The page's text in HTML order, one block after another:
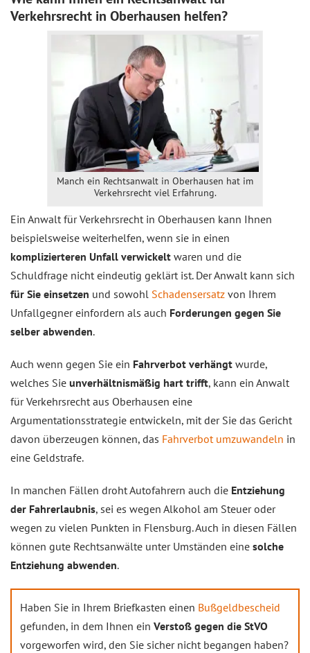
Verkehrsrecht in Oberhausen helfen?
Manch ein Rechtsanwalt in Oberhausen hat im
Verkehrsrecht viel Erfahrung.
Ein Anwalt für Verkehrsrecht in Oberhausen kann Ihnen
beispielsweise weiterhelfen, wenn sie in einen
komplizierteren Unfall verwickelt waren und die
Schuldfrage nicht eindeutig geklärt ist. Der Anwalt kann sich
für Sie einsetzen und sowohl Schadensersatz von Ihrem
Unfallgegner einfordern als auch Forderungen gegen Sie
selber abwenden.
Auch wenn gegen Sie ein Fahrverbot verhängt wurde,
welches Sie unverhältnismäßig hart trifft, kann ein Anwalt
für Verkehrsrecht aus Oberhausen eine
Argumentationsstrategie entwickeln, mit der Sie das Gericht
davon überzeugen können, das Fahrverbot umzuwandeln in
eine Geldstrafe.
In manchen Fällen droht Autofahrern auch die Entziehung
der Fahrerlaubnis, sei es wegen Alkohol am Steuer oder
wegen zu vielen Punkten in Flensburg. Auch in diesen Fällen
können gute Rechtsanwälte unter Umständen eine solche
Entziehung abwenden.
Haben Sie in Ihrem Briefkasten einen Bußgeldbescheid
gefunden, in dem Ihnen ein Verstoß gegen die StVO
vorgeworfen wird, den Sie sicher nicht begangen haben?